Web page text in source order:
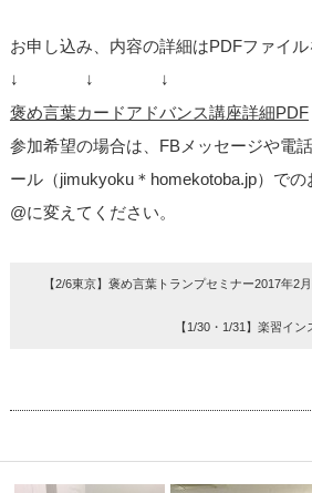
お申し込み、内容の詳細はPDFファイル
↓ ↓ ↓
褒め言葉カードアドバンス講座詳細PDF
参加希望の場合は、FBメッセージや電
ール（jimukyoku＊homekotoba.jp）で
@に変えてください。
【2/6東京】褒め言葉トランプセミナー2017年2
【1/30・1/31】楽習イ